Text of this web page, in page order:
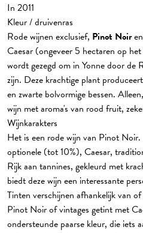
In 2011
Kleur / druivenras
Rode wijnen exclusief, Pinot Noir
Caesar (ongeveer 5 hectaren op
wordt gezegd om in Yonne door de
zijn. Deze krachtige plant
en zwarte bolvormige bessen.
wijn met aroma's van rood fruit,
Wijnkarakters
Het is een rode wijn van Pinot
optionele (tot 10%), Caesar,
Rijk aan tannines, gekleurd met
biedt deze wijn een interessante
Tinten verschijnen afhankelijk van
Pinot Noir of vintages getint met
ondersteunde paarse kleur, die iets